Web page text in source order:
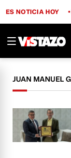
ES NOTICIA HOY
JUAN MANUEL